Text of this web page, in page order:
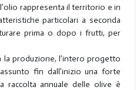
rappresenta il territorio e in
particolari a seconda
prima o dopo i frutti, per
la produzione, l’intero progetto
fin dall’inizio una forte
raccolta annuale delle olive è